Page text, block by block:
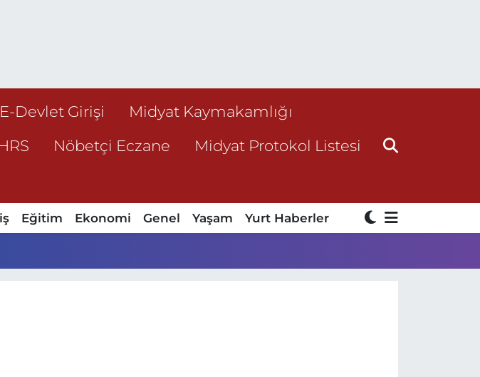
E-Devlet Girişi
Midyat Kaymakamlığı
Nöbetçi Eczane
Midyat Protokol Listesi
Eğitim Ekonomi Genel Yaşam Yurt Haberler